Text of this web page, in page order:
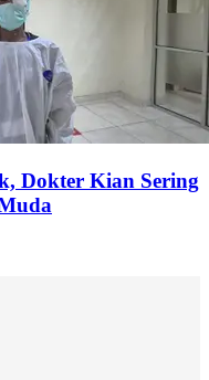
Dokter Kian Sering